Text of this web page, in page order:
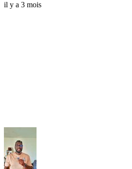
il y a 3 mois